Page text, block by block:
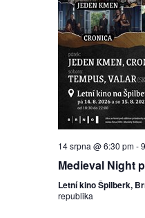
14 srpna @ 6:30 pm-
Medieval Night
Letní kino Špilberk,
republika